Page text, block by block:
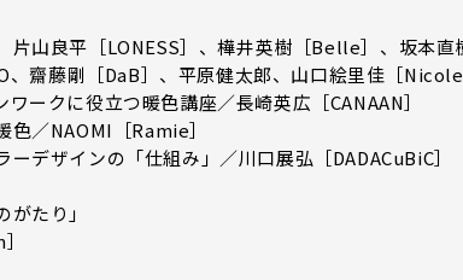
片山良平［LONESS］、樺井英樹［Belle］、坂本直
、齋藤剛［DaB］、平原健太郎、山口絵里佳［
ークに役立つ暖色講座／長崎英広［CANAAN］
／NAOMI［Ramie］
デザインの「仕組み」／川口展弘［DADACuBiC］
たり」